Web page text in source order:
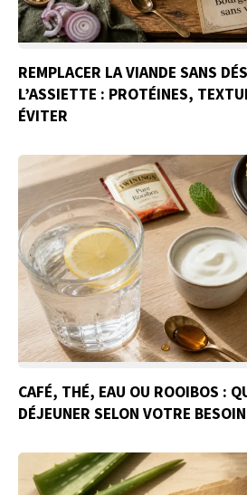
REMPLACER LA VIANDE SANS
L’ASSIETTE : PROTÉINES,
ÉVITER
CAFÉ, THÉ, EAU OU ROOIBOS :
DÉJEUNER SELON VOTRE